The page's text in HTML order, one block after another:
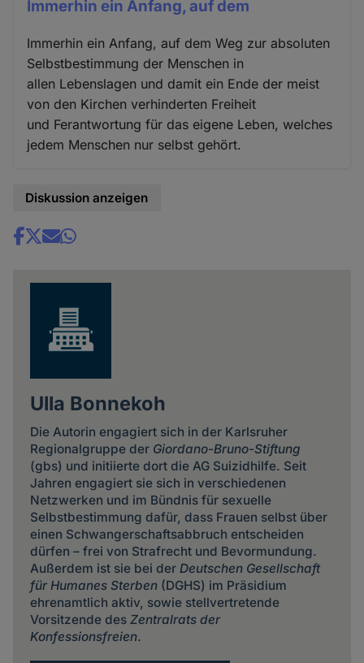
Immerhin ein Anfang, auf dem
Immerhin ein Anfang, auf dem Weg zur absoluten
Selbstbestimmung der Menschen in
allen Lebenslagen und damit ein Ende der meist
von den Kirchen verhinderten Freiheit
und Ferantwortung für das eigene Leben, welches
jedem Menschen nur selbst gehört.
Diskussion anzeigen
Share
Ulla Bonnekoh
Die Autorin engagiert sich in der Karlsruher
Regionalgruppe der Giordano-Bruno-Stiftung
(gbs) und initiierte dort die AG Suizidhilfe. Seit
Jahren engagiert sie sich in verschiedenen
Netzwerken und im Bündnis für sexuelle
Selbstbestimmung dafür, dass Frauen selbst über
einen Schwangerschaftsabbruch entscheiden
dürfen – frei von Strafrecht und Bevormundung.
Außerdem ist sie bei der Deutschen Gesellschaft
für Humanes Sterben(DGHS) im Präsidium
ehrenamtlich aktiv, sowie stellvertretende
Vorsitzende des Zentralrats der
Konfessionsfreien.